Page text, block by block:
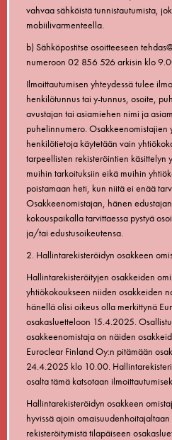
vahvaa sähköistä tunnistautumista,
mobiilivarmenteella.
b) Sähköpostitse osoitteeseen
numeroon 02 856 526 arkisin klo
Ilmoittautumisen yhteydessä tulee
henkilötunnus tai y-tunnus, osoite,
avustajan tai asiamiehen nimi ja
puhelinnumero. Osakkeenomistajien
henkilötietoja käytetään vain
tarpeellisten rekisteröintien käsittelyn
muihin tarkoituksiin eikä muihin
poistamaan heti, kun niitä ei enää
Osakkeenomistajan, hänen
kokouspaikalla tarvittaessa pystyä
ja/tai edustusoikeutensa.
2. Hallintarekisteröidyn osakkeen
Hallintarekisteröityjen osakkeiden
yhtiökokoukseen niiden osakkeiden
hänellä olisi oikeus olla merkittynä
osakasluetteloon 15.4.2025.
osakkeenomistaja on näiden
Euroclear Finland Oy:n pitämään
24.4.2025 klo 10.00.
osalta tämä katsotaan
Hallintarekisteröidyn osakkeen
hyvissä ajoin
rekisteröitymistä tilapäiseen